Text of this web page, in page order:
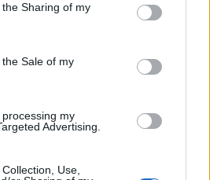
Sharing of my
Sale of my
my
Advertising.
Use,
in drag as Dionysus“ – ein
Hedonisten. Bourdain war
zugleich, jemand, der sich
einließ und gerade deshalb
unruhige Seele. Bourdain